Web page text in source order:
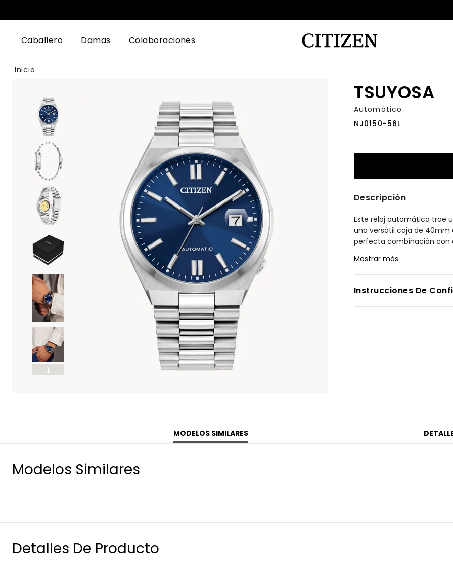
Caballero Damas Colaboraciones
Inicio
TSUYOSA
Automático
NJ0150-56L
Descripción
Este reloj automático trae
una versátil caja de 40mm
perfecta combinación con
contrastantes que suman
automático, ofrece
perfecta opción para uso
Modelo #:NJ0150-56L
Mostrar más
Instrucciones De
MODELOS SIMILARES
Modelos Similares
Detalles De Producto